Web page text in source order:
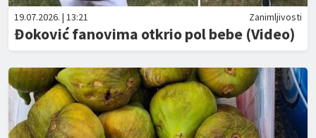
19.07.2026. | 13:21 Zanimljivosti
Đoković fanovima otkrio pol bebe (Video)